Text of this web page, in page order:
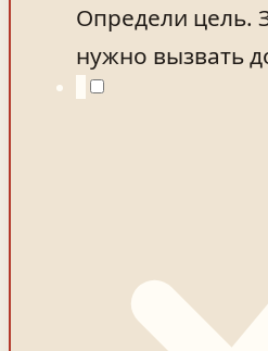
Определи цель.
нужно вызвать